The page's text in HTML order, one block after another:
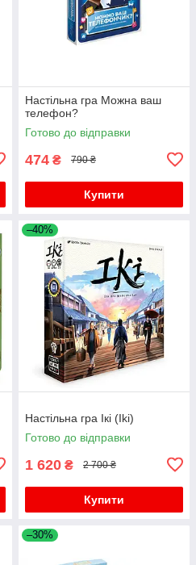
Настільна гра Можна ваш
телефон?
Готово до відправки
474 ₴ 790 ₴
Купити
–40%
Настільна гра Ікі (Iki)
Готово до відправки
1 620 ₴ 2 700 ₴
Купити
–30%